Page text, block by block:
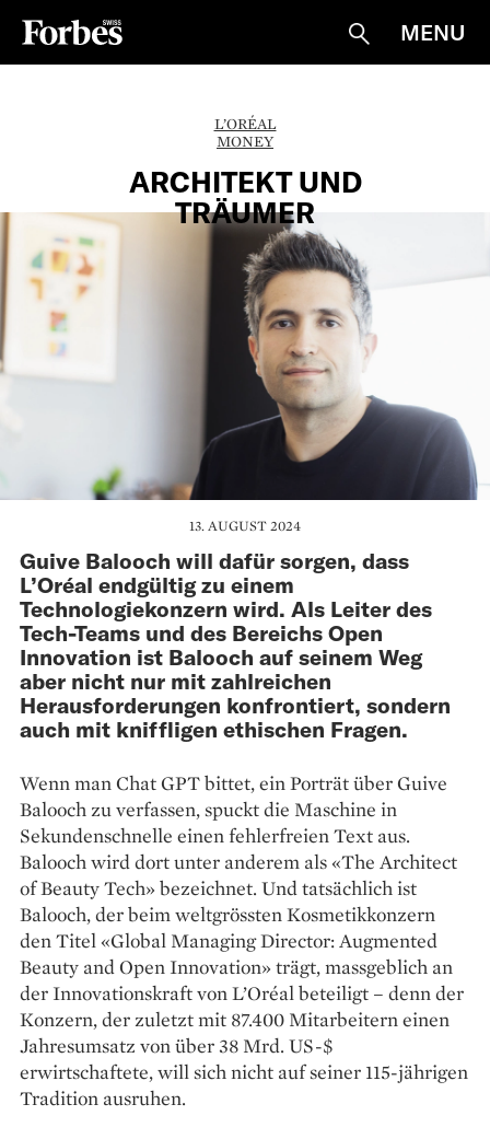
Suche
MENU
L’ORÉAL
MONEY
ARCHITEKT UND
TRÄUMER
13. AUGUST 2024
Guive Balooch will dafür sorgen, dass
L’Oréal endgültig zu einem
Technologiekonzern wird. Als Leiter des
Tech-Teams und des Bereichs Open
Innovation ist Balooch auf seinem Weg
aber nicht nur mit zahlreichen
Herausforderungen konfrontiert, sondern
auch mit kniffligen ethischen Fragen.
Wenn man Chat GPT bittet, ein Porträt über Guive
Balooch zu verfassen, spuckt die Maschine in
Sekundenschnelle einen fehlerfreien Text aus.
Balooch wird dort unter anderem als «The Architect
of Beauty Tech» bezeichnet. Und tatsächlich ist
Balooch, der beim weltgrössten Kosmetik­konzern
den Titel «Global Managing Director: Augmented
Beauty and Open Innovation» trägt, massgeblich an
der Innovationskraft von L’Oréal beteiligt – denn der
Konzern, der zuletzt mit 87.400 Mitarbeitern einen
Jahresumsatz von über 38 Mrd. US-$
erwirtschaftete, will sich nicht auf seiner 115-jährigen
Tradition ausruhen.